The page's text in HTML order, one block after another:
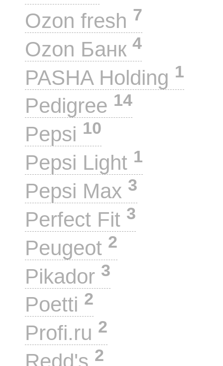
Ozon fresh 7
Ozon Банк 4
PASHA Holding 1
Pedigree 14
Pepsi 10
Pepsi Light 1
Pepsi Max 3
Perfect Fit 3
Peugeot 2
Pikador 3
Poetti 2
Profi.ru 2
Redd's 2